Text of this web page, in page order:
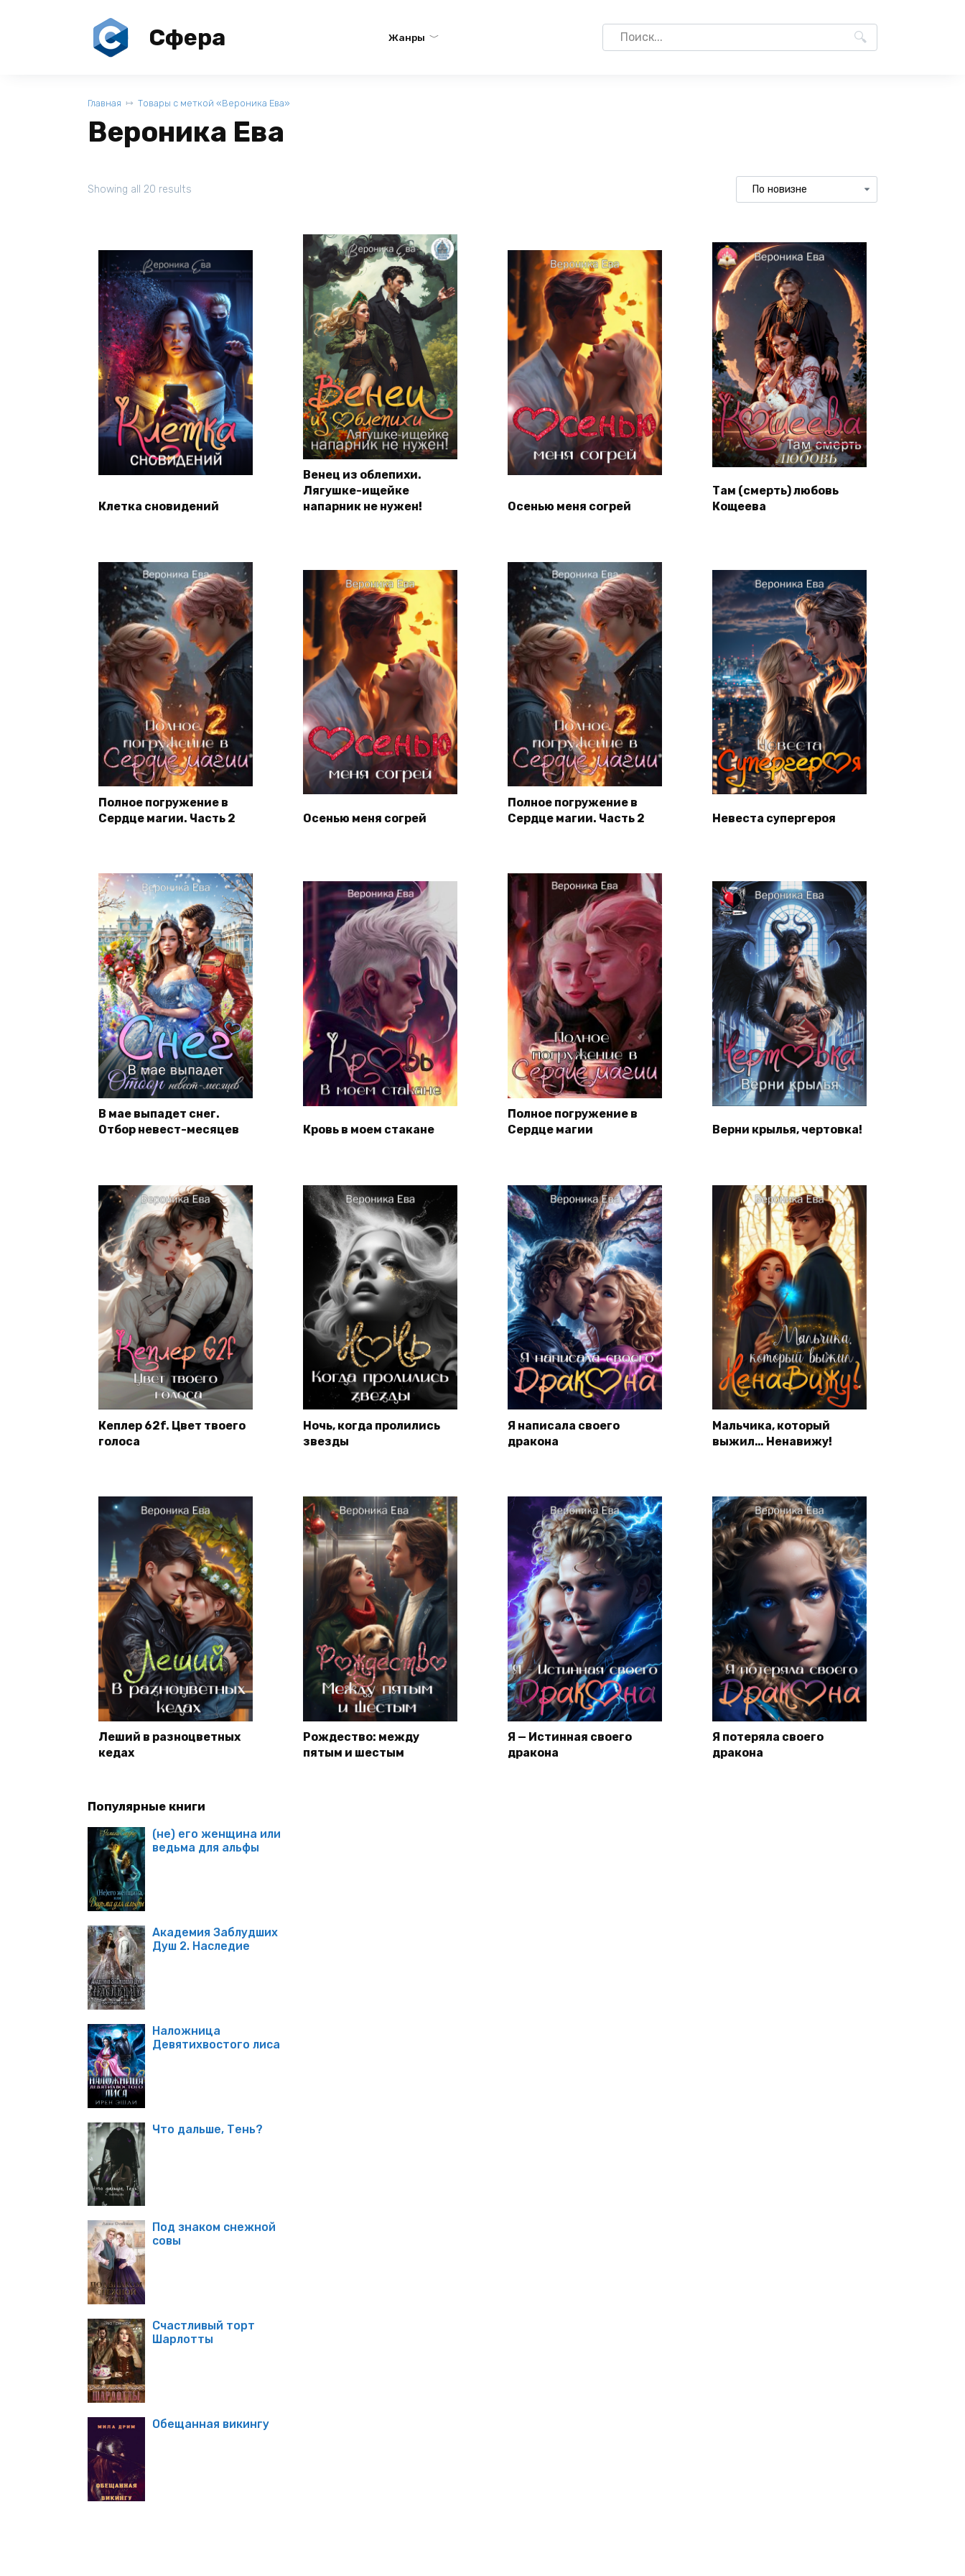
Сфера Жанры
Search
for:
Главная Товары с меткой «Вероника Ева»
Вероника Ева
Showing all 20 results
Клетка сновидений
Венец из облепихи.
Лягушке-ищейке
напарник не нужен!
Осенью меня согрей
Там (смерть) любовь
Кощеева
Полное погружение в
Сердце магии. Часть 2
Осенью меня согрей
Полное погружение в
Сердце магии. Часть 2
Невеста супергероя
В мае выпадет снег.
Отбор невест-месяцев
Кровь в моем стакане
Полное погружение в
Сердце магии
Верни крылья, чертовка!
Кеплер 62f. Цвет твоего
голоса
Ночь, когда пролились
звезды
Я написала своего
дракона
Мальчика, который
выжил… Ненавижу!
Леший в разноцветных
кедах
Рождество: между
пятым и шестым
Я — Истинная своего
дракона
Я потеряла своего
дракона
Популярные книги
(не) его женщина или
ведьма для альфы
Академия Заблудших
Душ 2. Наследие
Наложница
Девятихвостого лиса
Что дальше, Тень?
Под знаком снежной
совы
Счастливый торт
Шарлотты
Обещанная викингу